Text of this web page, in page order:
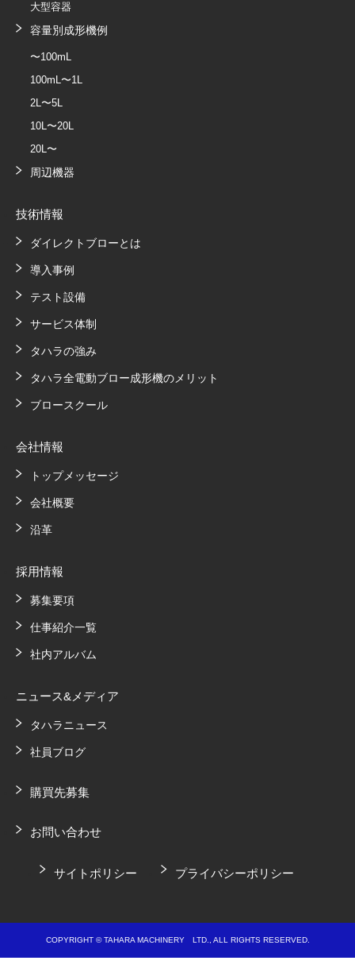
大型容器
容量別成形機例
〜100mL
100mL〜1L
2L〜5L
10L〜20L
20L〜
周辺機器
技術情報
ダイレクトブローとは
導入事例
テスト設備
サービス体制
タハラの強み
タハラ全電動ブロー成形機のメリット
ブロースクール
会社情報
トップメッセージ
会社概要
沿革
採用情報
募集要項
仕事紹介一覧
社内アルバム
ニュース&メディア
タハラニュース
社員ブログ
購買先募集
お問い合わせ
サイトポリシー プライバシーポリシー
COPYRIGHT © TAHARA MACHINERY LTD., ALL RIGHTS RESERVED.